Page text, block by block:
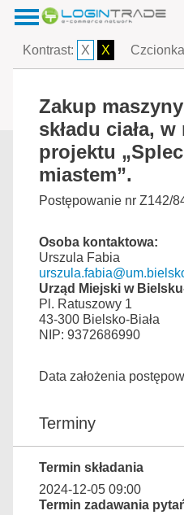
Kontrast: X X
Zakup
składu ciała,
projektu
miastem”.
Postępowanie nr Z142/
Osoba kontaktowa:
Urszula Fabia
Urząd Miejski w
Pl. Ratuszowy 1
43-300 Bielsko-Biała
NIP: 9372686990
Data założenia
Terminy
Termin składania
2024-12-05 09:00
Termin zadawania